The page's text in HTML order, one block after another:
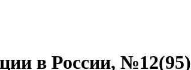
в России,